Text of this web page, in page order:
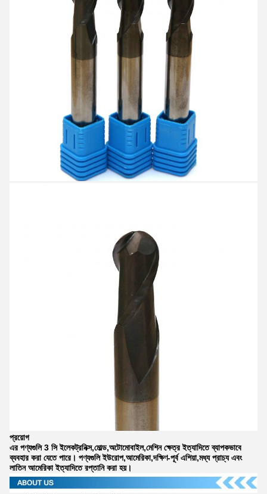
প্রয়োগ
এর পণ্যগুলি 3 সি ইলেকট্রনিক্স,মোল্ড,অটোমোবাইল,মেশিন ক্ষেত্র ইত্যাদিতে ব্যাপকভাবে
ব্যবহার করা যেতে পারে। পণ্যগুলি ইউরোপ,আমেরিকা,দক্ষিণ-পূর্ব এশিয়া,মধ্য প্রাচ্য এবং
লাতিন আমেরিকা ইত্যাদিতে রপ্তানি করা হয়।